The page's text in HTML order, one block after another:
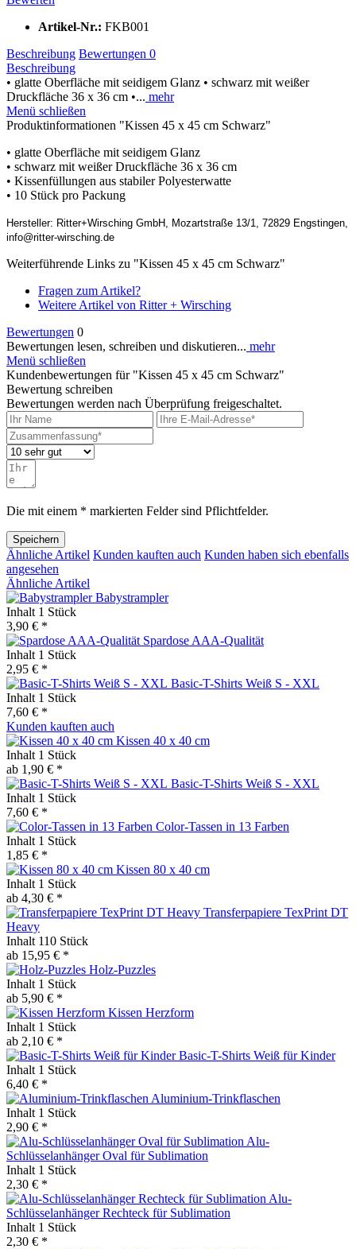
Artikel-Nr.: FKB001
Beschreibung Bewertungen 0
Beschreibung
• glatte Oberfläche mit seidigem Glanz • schwarz mit weißer
Druckfläche 36 x 36 cm •... mehr
Menü schließen
Produktinformationen "Kissen 45 x 45 cm Schwarz"
• glatte Oberfläche mit seidigem Glanz
• schwarz mit weißer Druckfläche 36 x 36 cm
• Kissenfüllungen aus stabiler Polyesterwatte
• 10 Stück pro Packung
Hersteller: Ritter+Wirsching GmbH, Mozartstraße 13/1, 72829 Engstingen,
info@ritter-wirsching.de
Weiterführende Links zu "Kissen 45 x 45 cm Schwarz"
Fragen zum Artikel?
Weitere Artikel von Ritter + Wirsching
Bewertungen 0
Bewertungen lesen, schreiben und diskutieren... mehr
Menü schließen
Kundenbewertungen für "Kissen 45 x 45 cm Schwarz"
Bewertung schreiben
Bewertungen werden nach Überprüfung freigeschaltet.
Die mit einem * markierten Felder sind Pflichtfelder.
Speichern
Ähnliche Artikel Kunden kauften auch Kunden haben sich ebenfalls
angesehen
Ähnliche Artikel
Babystrampler
Inhalt 1 Stück
3,90 € *
Spardose AAA-Qualität
Inhalt 1 Stück
2,95 € *
Basic-T-Shirts Weiß S - XXL
Inhalt 1 Stück
7,60 € *
Kunden kauften auch
Kissen 40 x 40 cm
Inhalt 1 Stück
ab 1,90 € *
Basic-T-Shirts Weiß S - XXL
Inhalt 1 Stück
7,60 € *
Color-Tassen in 13 Farben
Inhalt 1 Stück
1,85 € *
Kissen 80 x 40 cm
Inhalt 1 Stück
ab 4,30 € *
Transferpapiere TexPrint DT
Heavy
Inhalt 110 Stück
ab 15,95 € *
Holz-Puzzles
Inhalt 1 Stück
ab 5,90 € *
Kissen Herzform
Inhalt 1 Stück
ab 2,10 € *
Basic-T-Shirts Weiß für Kinder
Inhalt 1 Stück
6,40 € *
Aluminium-Trinkflaschen
Inhalt 1 Stück
2,90 € *
Alu-
Schlüsselanhänger Oval für Sublimation
Inhalt 1 Stück
2,30 € *
Alu-
Schlüsselanhänger Rechteck für Sublimation
Inhalt 1 Stück
2,30 € *